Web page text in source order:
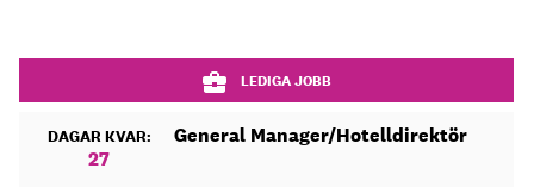
LEDIGA JOBB
DAGAR KVAR:
27
General Manager/Hotelldirektör